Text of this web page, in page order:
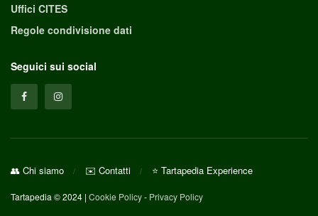
Uffici CITES
Regole condivisione dati
Seguici sui social
👥 Chi siamo ✉️ Contatti ⭐ Tartapedia Experience
Tartapedia © 2024 | Cookie Policy- Privacy Policy